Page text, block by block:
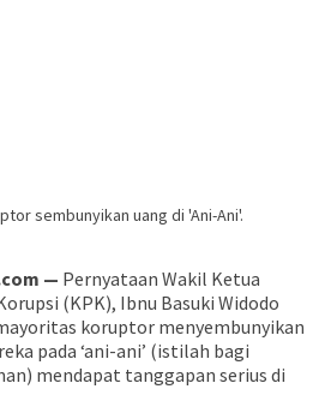
sembunyikan uang di 'Ani-Ani'.
— Pernyataan Wakil Ketua
(KPK), Ibnu Basuki Widodo
koruptor menyembunyikan
pada ‘ani-ani’ (istilah bagi
mendapat tanggapan serius di